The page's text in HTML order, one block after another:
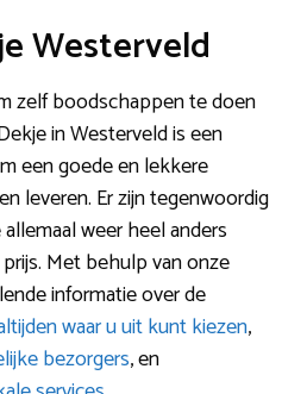
Westerveld
zelf boodschappen te doen
in Westerveld is een
een goede en lekkere
leveren. Er zijn tegenwoordig
weer heel anders
Met behulp van onze
informatie over de
waar u uit kunt kiezen,
bezorgers, en